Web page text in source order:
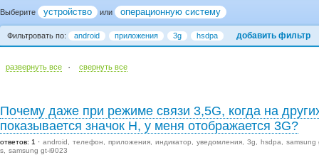
Выберите устройство или операционную систему
Фильтровать по: android приложения 3g hsdpa добавить фильтр
развернуть все · cвернуть все
Почему даже при режиме связи 3,5G, когда на
показывается значок H, у меня отображается 3G?
ответов: 1 android телефон приложения индикатор уведомления 3g hsdpa
samsung
s
samsung gt-i9023